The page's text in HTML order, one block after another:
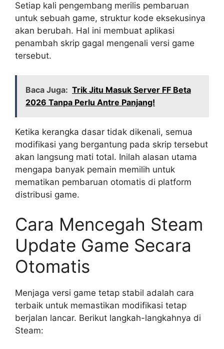
Setiap kali pengembang merilis pembaruan
untuk sebuah game, struktur kode eksekusinya
akan berubah. Hal ini membuat aplikasi
penambah skrip gagal mengenali versi game
tersebut.
Baca Juga: Trik Jitu Masuk Server FF Beta
2026 Tanpa Perlu Antre Panjang!
Ketika kerangka dasar tidak dikenali, semua
modifikasi yang bergantung pada skrip tersebut
akan langsung mati total. Inilah alasan utama
mengapa banyak pemain memilih untuk
mematikan pembaruan otomatis di platform
distribusi game.
Cara Mencegah Steam
Update Game Secara
Otomatis
Menjaga versi game tetap stabil adalah cara
terbaik untuk memastikan modifikasi tetap
berjalan lancar. Berikut langkah-langkahnya di
Steam: